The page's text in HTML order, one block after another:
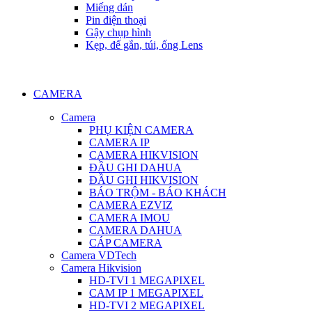
Miếng dán
Pin điện thoại
Gậy chụp hình
Kẹp, đế gắn, túi, ống Lens
CAMERA
Camera
PHỤ KIỆN CAMERA
CAMERA IP
CAMERA HIKVISION
ĐẦU GHI DAHUA
ĐẦU GHI HIKVISION
BÁO TRỘM - BÁO KHÁCH
CAMERA EZVIZ
CAMERA IMOU
CAMERA DAHUA
CÁP CAMERA
Camera VDTech
Camera Hikvision
HD-TVI 1 MEGAPIXEL
CAM IP 1 MEGAPIXEL
HD-TVI 2 MEGAPIXEL